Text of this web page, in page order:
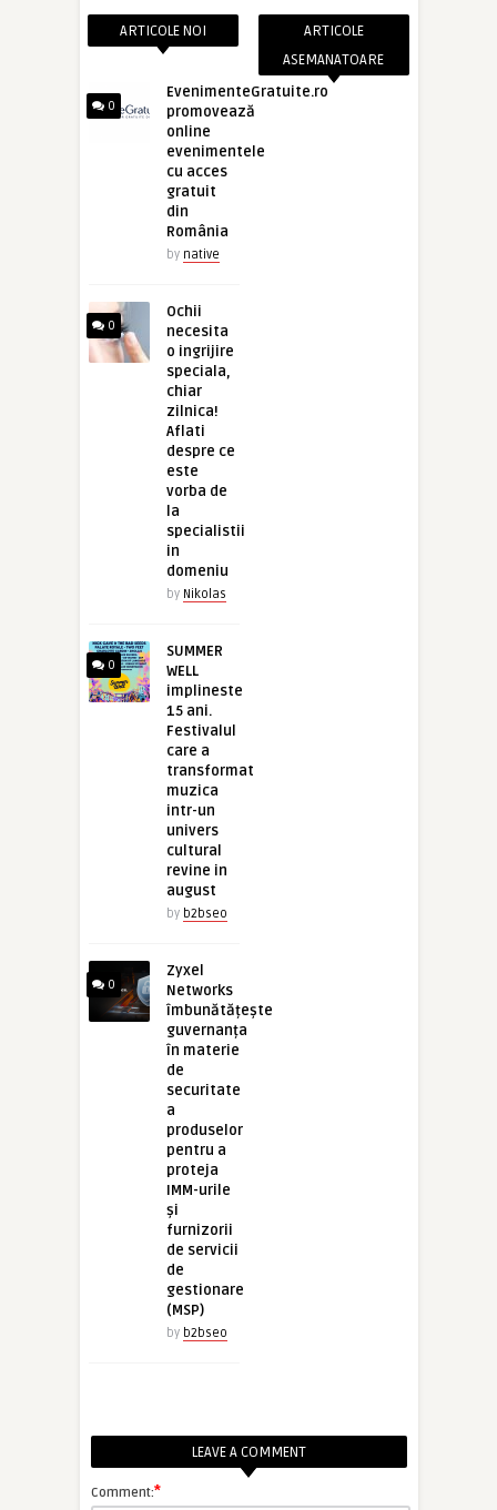
ARTICOLE NOI
0
EvenimenteGratuite.ro
promovează
online
evenimentele
cu acces
gratuit
din
România
by native
0
Ochii
necesita
o ingrijire
speciala,
chiar
zilnica!
Aflati
despre ce
este
vorba de
la
specialistii
in
domeniu
by Nikolas
0
SUMMER
WELL
implineste
15 ani.
Festivalul
care a
transformat
muzica
intr-un
univers
cultural
revine in
august
by b2bseo
0
Zyxel
Networks
îmbunătățește
guvernanța
în materie
de
securitate
a
produselor
pentru a
proteja
IMM-urile
și
furnizorii
de servicii
de
gestionare
(MSP)
by b2bseo
ARTICOLE
ASEMANATOARE
LEAVE A COMMENT
Comment:*